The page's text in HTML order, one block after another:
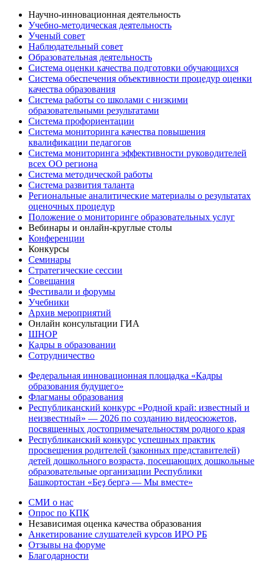
Научно-инновационная деятельность
Учебно-методическая деятельность
Ученый совет
Наблюдательный совет
Образовательная деятельность
Система оценки качества подготовки обучающихся
Система обеспечения объективности процедур оценки
качества образования
Система работы со школами с низкими
образовательными результатами
Система профориентации
Система мониторинга качества повышения
квалификации педагогов
Система мониторинга эффективности руководителей
всех ОО региона
Система методической работы
Система развития таланта
Региональные аналитические материалы о результатах
оценочных процедур
Положение о мониторинге образовательных услуг
Вебинары и онлайн-круглые столы
Конференции
Конкурсы
Семинары
Стратегические сессии
Совещания
Фестивали и форумы
Учебники
Архив мероприятий
Онлайн консультации ГИА
ШНОР
Кадры в образовании
Сотрудничество
Федеральная инновационная площадка «Кадры
образования будущего»
Флагманы образования
Республиканский конкурс «Родной край: известный и
неизвестный» — 2026 по созданию видеосюжетов,
посвященных достопримечательностям родного края
Республиканский конкурс успешных практик
просвещения родителей (законных представителей)
детей дошкольного возраста, посещающих дошкольные
образовательные организации Республики
Башкортостан «Беҙ бергә — Мы вместе»
СМИ о нас
Опрос по КПК
Независимая оценка качества образования
Анкетирование слушателей курсов ИРО РБ
Отзывы на форуме
Благодарности